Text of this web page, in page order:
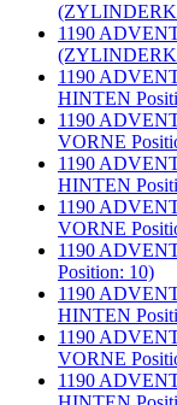
1190
1190
HINTEN
1190
VORNE
1190
HINTEN
1190
VORNE
1190
Position: 10)
1190
HINTEN
1190
VORNE
1190